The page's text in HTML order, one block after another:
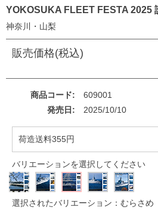
YOKOSUKA FLEET FESTA 2025
神奈川・山梨
販売価格(税込)
商品コード
609001
発売日
2025/10/10
荷造送料355円
バリエーションを選択してください
選択されたバリエーション：むらさめ